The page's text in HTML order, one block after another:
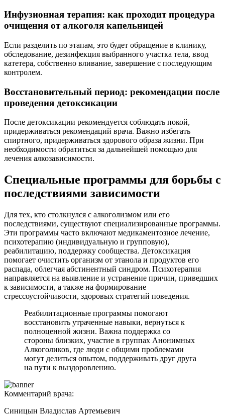
Инфузионная терапия: как проходит процедура
очищения от алкоголя капельницей
Если разделить по этапам, это будет обращение в клинику,
обследование, дезинфекция выбранного участка тела, ввод
катетера, собственно вливание, завершение с последующим
контролем.
Восстановительный период: рекомендации после
проведения детоксикации
После детоксикации рекомендуется соблюдать покой,
придерживаться рекомендаций врача. Важно избегать
спиртного, придерживаться здорового образа жизни. При
необходимости обратиться за дальнейшей помощью для
лечения алкозависимости.
Специальные программы для борьбы с
последствиями зависимости
Для тех, кто столкнулся с алкоголизмом или его
последствиями, существуют специализированные программы.
Эти программы часто включают медикаментозное лечение,
психотерапию (индивидуальную и групповую),
реабилитацию, поддержку сообщества. Детоксикация
помогает очистить организм от этанола и продуктов его
распада, облегчая абстинентный синдром. Психотерапия
направляется на выявление и устранение причин, приведших
к зависимости, а также на формирование
стрессоустойчивости, здоровых стратегий поведения.
Реабилитационные программы помогают
восстановить утраченные навыки, вернуться к
полноценной жизни. Важна поддержка со
стороны близких, участие в группах Анонимных
Алкоголиков, где люди с общими проблемами
могут делиться опытом, поддерживать друг друга
на пути к выздоровлению.
Комментарий врача:
Синицын Владислав Артемьевич